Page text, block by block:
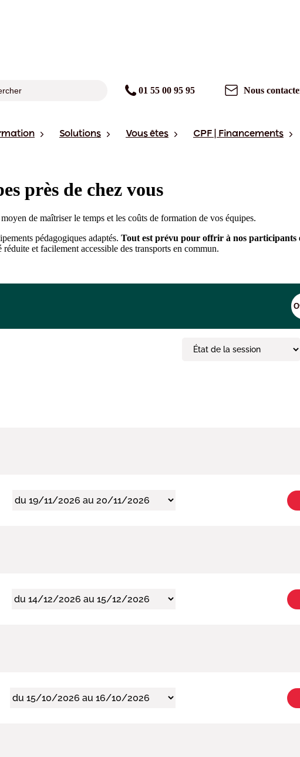
01 55 00 95 95 Nous
Solutions Vous êtes CPF | Financements
près de chez vous
de maîtriser le temps et les coûts de formation de vos équipes.
pédagogiques adaptés. Tout est prévu pour offrir à nos participants
et facilement accessible des transports en commun.